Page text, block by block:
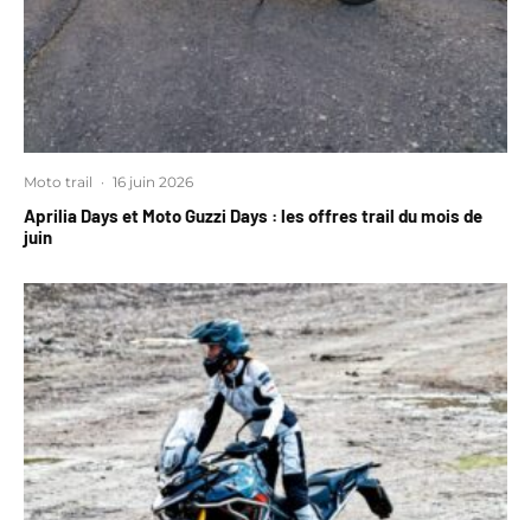
Moto trail · 16 juin 2026
Aprilia Days et Moto Guzzi Days : les offres trail du mois de
juin